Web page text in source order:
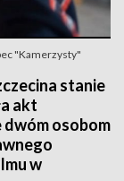
"Kamerzysty"
stanie
akt
dwóm osobom
w